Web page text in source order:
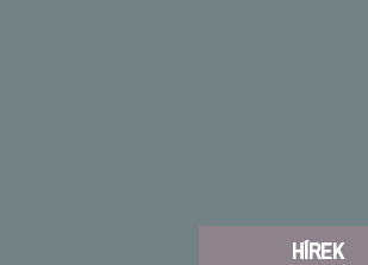
HÍREK